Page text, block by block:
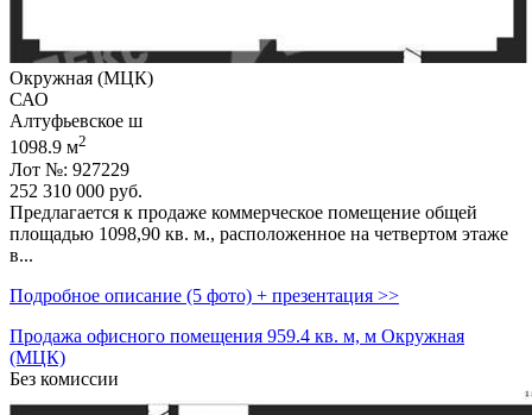
Окружная (МЦК)
САО
Алтуфьевское ш
1098.9 м2
Лот №: 927229
252 310 000 руб.
Предлагается к продаже коммерческое помещение общей
площадью 1098,­90 кв. м.,­ расположенное на четвертом этаже
в...
Подробное описание (5 фото) + презентация >>
Продажа офисного помещения 959.4 кв. м, м Окружная
(МЦК)
Без комиссии